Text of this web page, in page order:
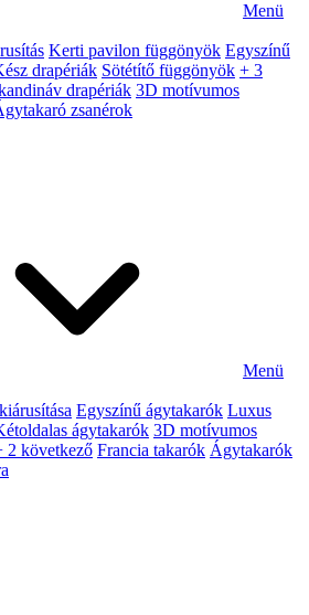
Menü
Kerti pavilon függönyök Egyszínű
drapériák Sötétítő függönyök + 3
drapériák 3D motívumos
zsanérok
Menü
Egyszínű ágytakarók Luxus
ágytakarók 3D motívumos
2 következő Francia takarók Ágytakarók